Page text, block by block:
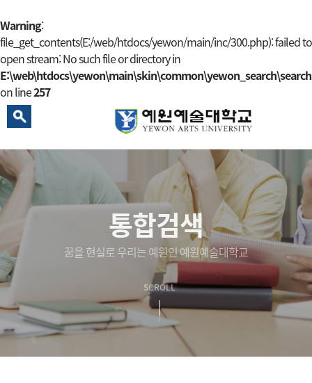
Warning:
file_get_contents(E:/web/htdocs/yewon/main/inc/300.php): failed to
open stream: No such file or directory in
on line257
통합검색
꿈을 현실로 우리는 예원인 예원예술대학교
SCROLL
예원 AI
예원예술대학교 AI 상담